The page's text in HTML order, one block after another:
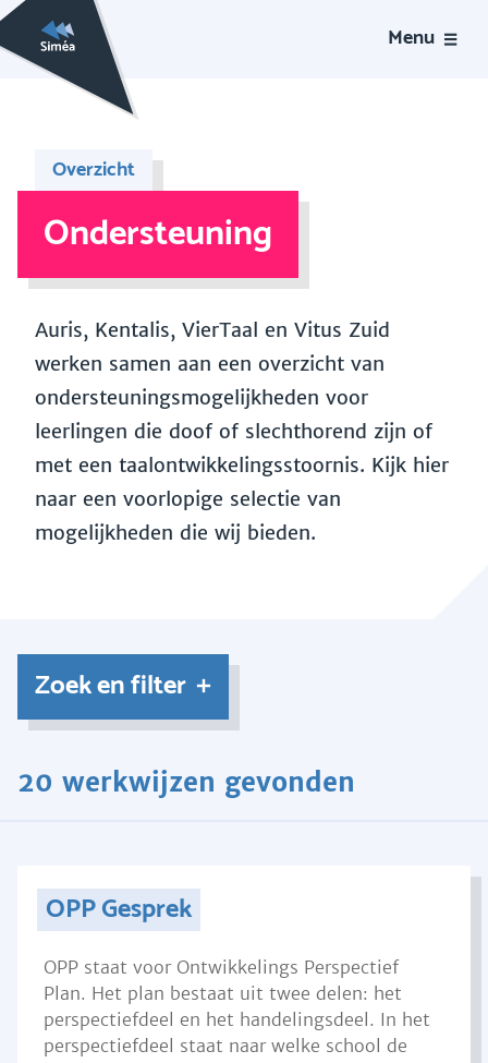
Menu
Overzicht
Ondersteuning
Auris, Kentalis, VierTaal en Vitus Zuid
werken samen aan een overzicht van
ondersteuningsmogelijkheden voor
leerlingen die doof of slechthorend zijn of
met een taalontwikkelingsstoornis. Kijk hier
naar een voorlopige selectie van
mogelijkheden die wij bieden.
Zoek en filter
20 werkwijzen gevonden
OPP Gesprek
OPP staat voor Ontwikkelings Perspectief
Plan. Het plan bestaat uit twee delen: het
perspectiefdeel en het handelingsdeel. In het
perspectiefdeel staat naar welke school de